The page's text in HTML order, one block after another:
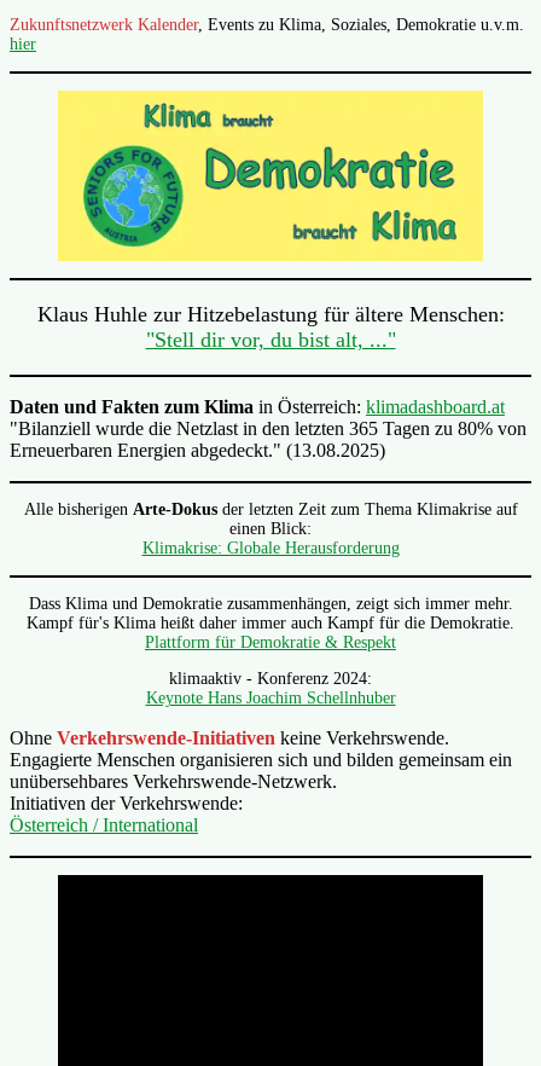
Zukunftsnetzwerk Kalender, Events zu Klima, Soziales, Demokratie u.v.m.
hier
Klaus Huhle zur Hitzebelastung für ältere Menschen:
"Stell dir vor, du bist alt, ..."
Daten und Fakten zum Klima in Österreich: klimadashboard.at
"Bilanziell wurde die Netzlast in den letzten 365 Tagen zu 80% von
Erneuerbaren Energien abgedeckt." (13.08.2025)
Alle bisherigen Arte-Dokusder letzten Zeit zum Thema Klimakrise auf
einen Blick:
Klimakrise: Globale Herausforderung
Dass Klima und Demokratie zusammenhängen, zeigt sich immer mehr.
Kampf für's Klima heißt daher immer auch Kampf für die Demokratie.
Plattform für Demokratie & Respekt
klimaaktiv - Konferenz 2024:
Keynote Hans Joachim Schellnhuber
Ohne Verkehrswende-Initiativen keine Verkehrswende.
Engagierte Menschen organisieren sich und bilden gemeinsam ein
unübersehbares Verkehrswende-Netzwerk.
Initiativen der Verkehrswende:
Österreich / International